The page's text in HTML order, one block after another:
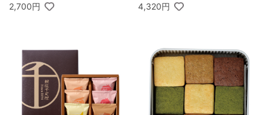
2,700円 4,320円